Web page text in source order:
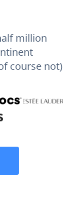
million
course not)